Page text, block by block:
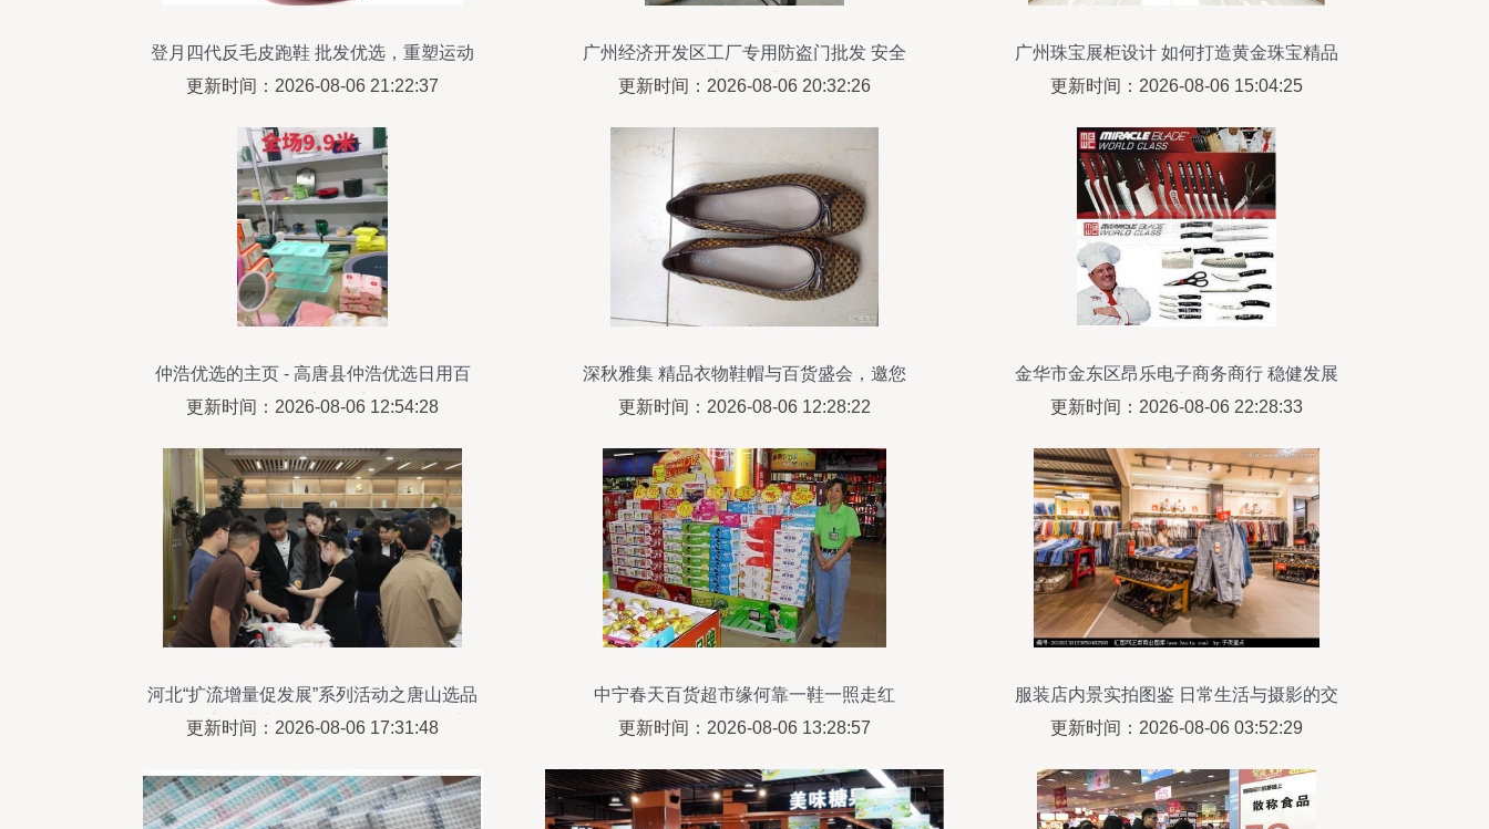
登月四代反毛皮跑鞋 批发优选，重塑运动
休闲新风尚
更新时间：2026-08-06 21:22:37
广州经济开发区工厂专用防盗门批发 安全
与效率的双重保障
更新时间：2026-08-06 20:32:26
广州珠宝展柜设计 如何打造黄金珠宝精品
柜台与钟表精品柜台的专业视觉陈列
更新时间：2026-08-06 15:04:25
仲浩优选的主页 - 高唐县仲浩优选日用百
货销售店 - 抖音
更新时间：2026-08-06 12:54:28
深秋雅集 精品衣物鞋帽与百货盛会，邀您
亲临赏鉴
更新时间：2026-08-06 12:28:22
金华市金东区昂乐电子商务商行 稳健发展
与电商新视角
更新时间：2026-08-06 22:28:33
河北“扩流增量促发展”系列活动之唐山选品
会在迁安圆满举行，日用百货销售掀起新
更新时间：2026-08-06 17:31:48
中宁春天百货超市缘何靠一鞋一照走红
更新时间：2026-08-06 13:28:57
服装店内景实拍图鉴 日常生活与摄影的交
叉视角
更新时间：2026-08-06 03:52:29